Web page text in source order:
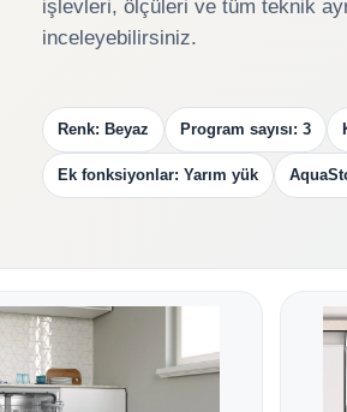
işlevleri, ölçüleri ve tüm teknik
inceleyebilirsiniz.
Renk: Beyaz Program sayısı: 3
Ek fonksiyonlar: Yarım yük